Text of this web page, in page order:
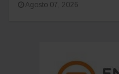
Agosto 07, 2026